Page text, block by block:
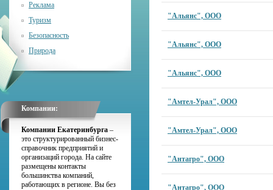
"Альянс", ООО
"Альянс", ООО
"Альянс", ООО
"Амтел-Урал", ООО
"Амтел-Урал", ООО
"Антагро", ООО
"Антагро", ООО
Реклама
Туризм
Безопасность
Природа
Компании:
Компании Екатеринбурга –
это структурированный бизнес-
справочник предприятий и
организаций города. На сайте
размещены контакты
большинства компаний,
работающих в регионе. Вы без